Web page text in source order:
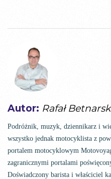
Autor: Rafał
Podróżnik, muzyk, dziennikarz i
wszystko jednak motocyklista z
portalem motocyklowym
zagranicznymi portalami
Doświadczony barista i właściciel